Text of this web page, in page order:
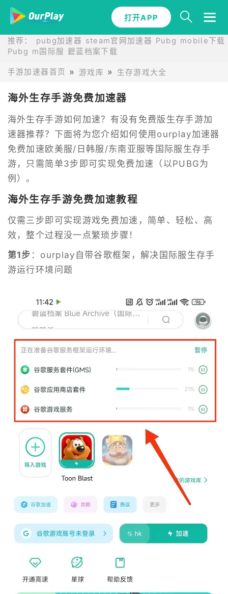
打开APP
推荐： pubg加速器 steam官网加速器 Pubg mobile下载
Pubg m国际服 碧蓝档案下载
手游加速器首页 游戏库 生存游戏大全
海外生存手游免费加速器
海外生存手游如何加速？有没有免费版生存手游加
速器推荐？下面将为您介绍如何使用ourplay加速器
免费加速欧美服/日韩服/东南亚服等国际服生存手
游，只需简单3步即可实现免费加速（以PUBG为
例）。
海外生存手游免费加速教程
仅需三步即可实现游戏免费加速，简单、轻松、高
效，整个过程没一点繁琐步骤！
第1步 ：ourplay自带谷歌框架，解决国际服生存手
游运行环境问题